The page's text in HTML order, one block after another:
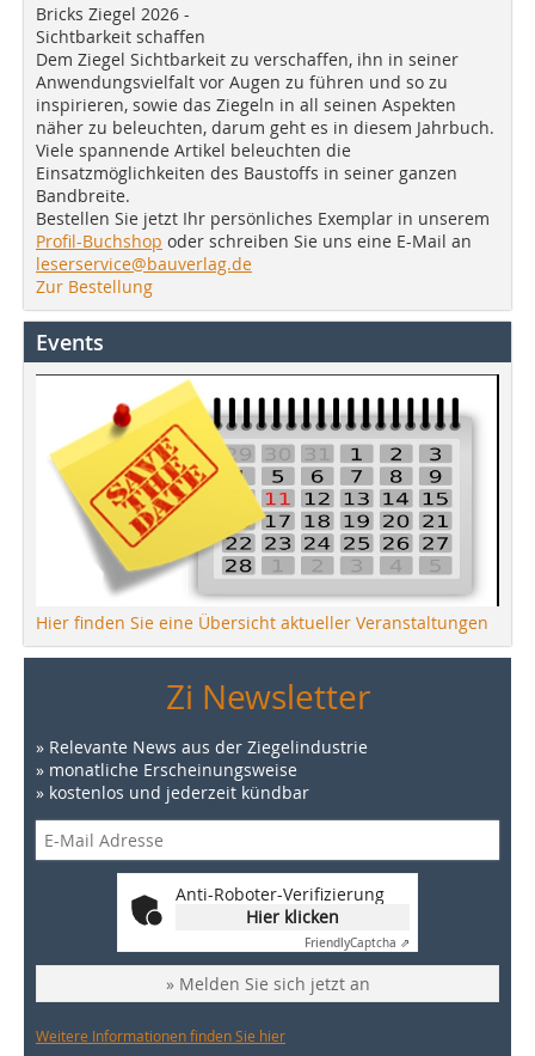
Bricks Ziegel 2026 -
Sichtbarkeit schaffen
Dem Ziegel Sichtbarkeit zu verschaffen, ihn in seiner
Anwendungsvielfalt vor Augen zu führen und so zu
inspirieren, sowie das Ziegeln in all seinen Aspekten
näher zu beleuchten, darum geht es in diesem Jahrbuch.
Viele spannende Artikel beleuchten die
Einsatzmöglichkeiten des Baustoffs in seiner ganzen
Bandbreite.
Bestellen Sie jetzt Ihr persönliches Exemplar in unserem
Profil-Buchshop oder schreiben Sie uns eine E-Mail an
leserservice@bauverlag.de
Zur Bestellung
Events
Hier finden Sie eine Übersicht aktueller Veranstaltungen
Zi Newsletter
» Relevante News aus der Ziegelindustrie
» monatliche Erscheinungsweise
» kostenlos und jederzeit kündbar
Anti-Roboter-Verifizierung
Hier klicken
FriendlyCaptcha ⇗
» Melden Sie sich jetzt an
Weitere Informationen finden Sie hier